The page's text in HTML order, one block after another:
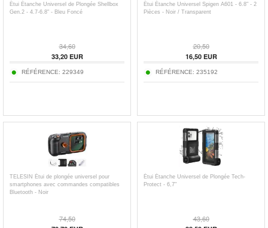
Étui Étanche Universel de Plongée Shellbox
Gen.2 - 4.7-6.8" - Bleu Foncé
34,60
33,20EUR
RÉFÉRENCE: 229349
Étui Étanche Universel Spigen A601 - 6.8" - 2
Pièces - Noir / Transparent
20,50
16,50EUR
RÉFÉRENCE: 235192
TELESIN Étui de plongée universel pour
smartphones avec commandes compatibles
Bluetooth - Noir
74,50
Étui Étanche Universel de Plongée Tech-
Protect - 6,7"
43,60